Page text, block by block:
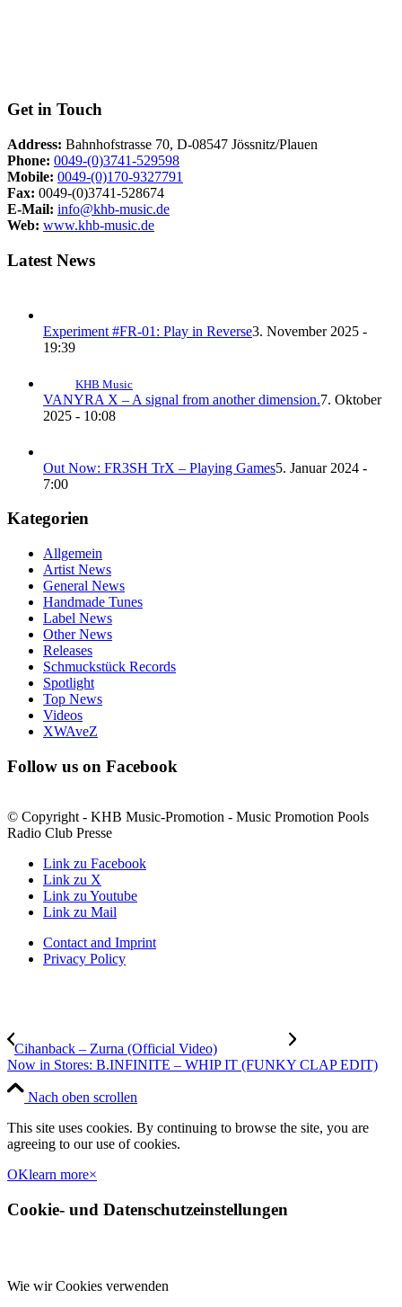
Get in Touch
Address: Bahnhofstrasse 70, D-08547 Jössnitz/Plauen
Phone: 0049-(0)3741-529598
Mobile: 0049-(0)170-9327791
Fax: 0049-(0)3741-528674
E-Mail: info@khb-music.de
Web: www.khb-music.de
Latest News
Experiment #FR-01: Play in Reverse3. November 2025 -
19:39
KHB Music
VANYRA X – A signal from another dimension.7. Oktober
2025 - 10:08
Out Now: FR3SH TrX – Playing Games5. Januar 2024 -
7:00
Kategorien
Allgemein
Artist News
General News
Handmade Tunes
Label News
Other News
Releases
Schmuckstück Records
Spotlight
Top News
Videos
XWAveZ
Follow us on Facebook
© Copyright - KHB Music-Promotion - Music Promotion Pools
Radio Club Presse
Link zu Facebook
Link zu X
Link zu Youtube
Link zu Mail
Contact and Imprint
Privacy Policy
Cihanback – Zurna (Official Video)
Now in Stores: B.INFINITE – WHIP IT (FUNKY CLAP EDIT)
Nach oben scrollen
This site uses cookies. By continuing to browse the site, you are
agreeing to our use of cookies.
OKlearn more×
Cookie- und Datenschutzeinstellungen
Wie wir Cookies verwenden